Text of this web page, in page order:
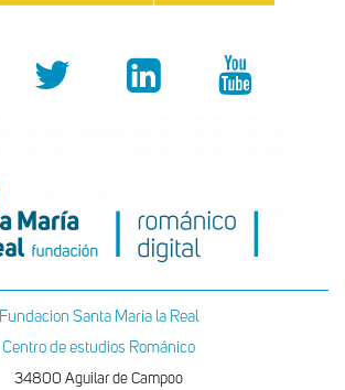
Fundacion Santa Maria la Real
Centro de estudios Románico
34800 Aguilar de Campoo